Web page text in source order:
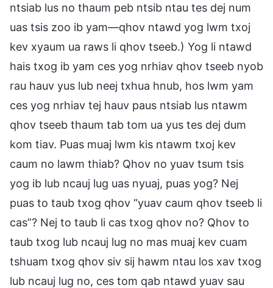
ntsiab lus no thaum peb ntsib ntau tes dej num
uas tsis zoo ib yam—qhov ntawd yog lwm txoj
kev xyaum ua raws li qhov tseeb.) Yog li ntawd
hais txog ib yam ces yog nrhiav qhov tseeb nyob
rau hauv yus lub neej txhua hnub, hos lwm yam
ces yog nrhiav tej hauv paus ntsiab lus ntawm
qhov tseeb thaum tab tom ua yus tes dej dum
kom tiav. Puas muaj lwm kis ntawm txoj kev
caum no lawm thiab? Qhov no yuav tsum tsis
yog ib lub ncauj lug uas nyuaj, puas yog? Nej
puas to taub txog qhov “yuav caum qhov tseeb li
cas”? Nej to taub li cas txog qhov no? Qhov to
taub txog lub ncauj lug no mas muaj kev cuam
tshuam txog qhov siv sij hawm ntau los xav txog
lub ncauj lug no, ces tom qab ntawd yuav sau